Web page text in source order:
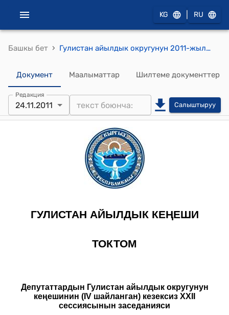
KG RU
Башкы бет › Гулистан айылдык округунун 2011-жылдын 24-ноябрындагы № 22-1 "Кыргыз Республикасынын салык Кодексин ишге киргизүү жөнүндөгү м ыйзамынын 3-беренесинин талаптарына ылайык Гулистан айыл округунда жер жана мулк салыгын зоналдык коэффициентинин 2012 жана кейинки жылдар үчүн бекитип берүү жөнүндө" токтому
Документ Маалыматтар Шилтеме документтер
Редакция
24.11.2011 Салыштыруу